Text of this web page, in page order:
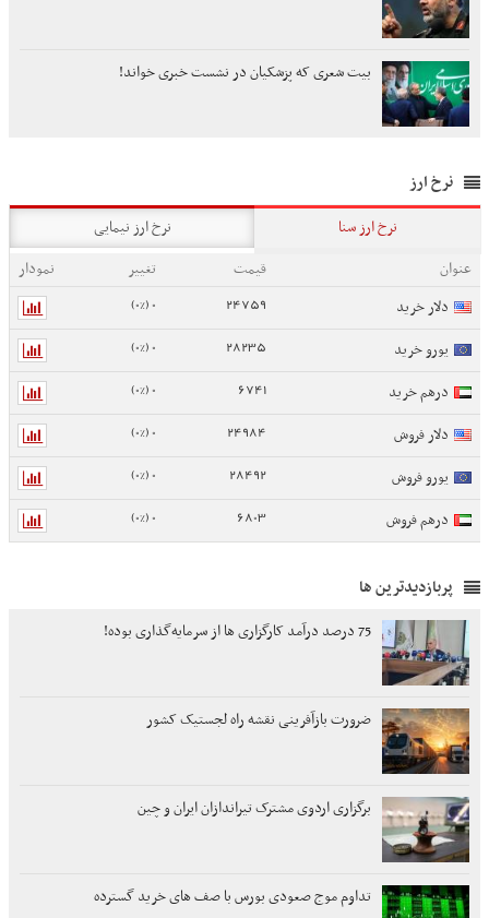
بیت شعری که پزشکیان در نشست خبری خواند!
نرخ ارز
نرخ ارز سنا
نرخ ارز نیمایی
عنوان
قیمت تغییر
نمودار
دلار خرید
24759
0 (0%)
یورو خرید 28235
0 (0%)
درهم خرید 6741
0 (0%)
دلار فروش 24984
0 (0%)
یورو فروش 28492
0 (0%)
درهم فروش 6803
0 (0%)
پربازدیدترین ها
75 درصد درآمد کارگزاری ها از سرمایه‌گذاری بوده!
ضرورت بازآفرینی نقشه راه لجستیک کشور
برگزاری اردوی مشترک تیراندازان ایران و چین
تداوم موج صعودی بورس با صف های خرید گسترده